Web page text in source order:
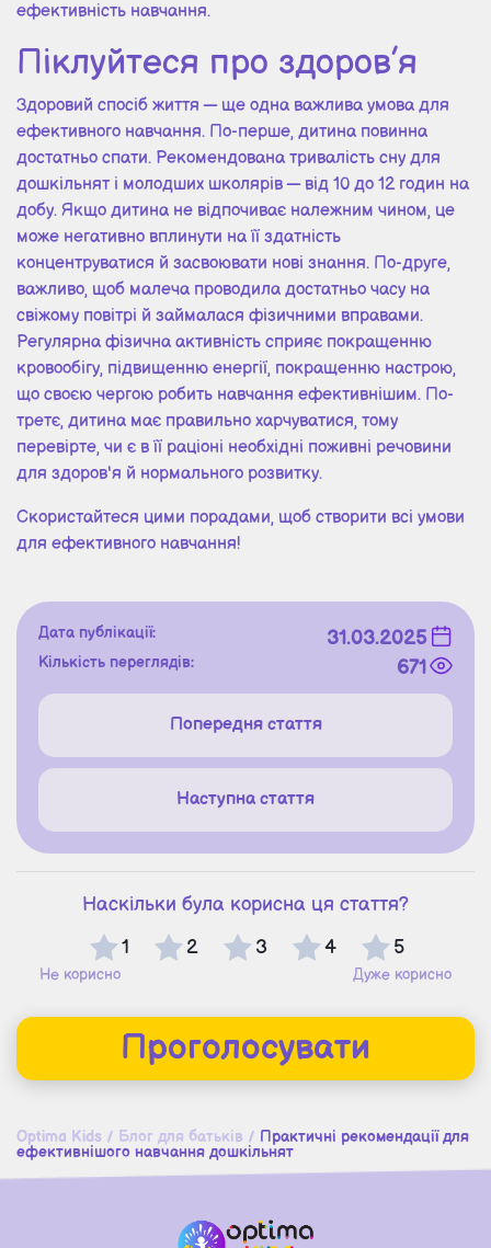
ефективність навчання.
Піклуйтеся про здоров’я
Здоровий спосіб життя — ще одна важлива умова для
ефективного навчання. По-перше, дитина повинна
достатньо спати. Рекомендована тривалість сну для
дошкільнят і молодших школярів — від 10 до 12 годин на
добу. Якщо дитина не відпочиває належним чином, це
може негативно вплинути на її здатність
концентруватися й засвоювати нові знання. По-друге,
важливо, щоб малеча проводила достатньо часу на
свіжому повітрі й займалася фізичними вправами.
Регулярна фізична активність сприяє покращенню
кровообігу, підвищенню енергії, покращенню настрою,
що своєю чергою робить навчання ефективнішим. По-
третє, дитина має правильно харчуватися, тому
перевірте, чи є в її раціоні необхідні поживні речовини
для здоров'я й нормального розвитку.
Скористайтеся цими порадами, щоб створити всі умови
для ефективного навчання!
Дата публікації: 31.03.2025
Кількість переглядів: 671
Попередня стаття
Наступна стаття
Наскільки була корисна ця стаття?
1
2 3 4 5
Не корисно Дуже корисно
Проголосувати
Optima Kids / Блог для батьків / Практичні рекомендації для
ефективнішого навчання дошкільнят